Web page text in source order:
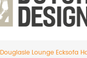
Douglasie Lounge Ecksofa